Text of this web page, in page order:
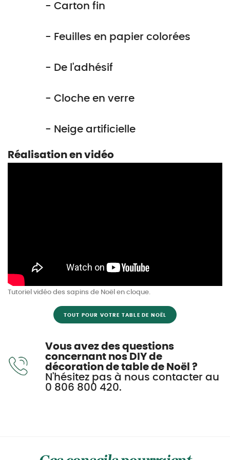
- Carton fin
- Feuilles en papier colorées
- De l'adhésif
- Cloche en verre
- Neige artificielle
Réalisation en vidéo
Tutoriel vidéo des sapins de Noël en cloque.
TOUT POUR VOTRE TABLE DE NOËL
Vous avez des questions
concernant nos DIY de
décoration de table de Noël ?
N'hésitez pas à nous contacter au
0 806 800 420.